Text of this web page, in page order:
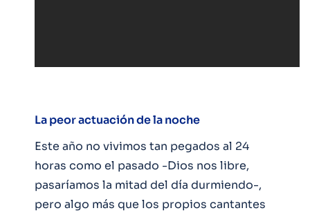
La peor actuación de la noche
Este año no vivimos tan pegados al 24
horas como el pasado -Dios nos libre,
pasaríamos la mitad del día durmiendo-,
pero algo más que los propios cantantes